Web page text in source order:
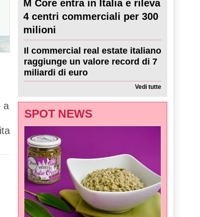
a
M Core entra in Italia e rileva
4 centri commerciali per 300
milioni
Il commercial real estate italiano
raggiunge un valore record di 7
miliardi di euro
Vedi tutte
SPOT NEWS